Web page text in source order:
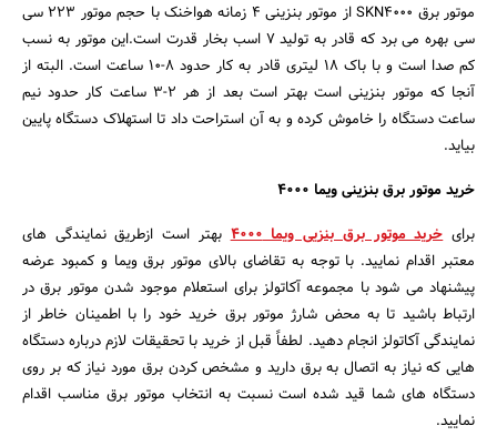
موتور برق SKN4000 از موتور بنزینی 4 زمانه هواخنک با حجم موتور 223 سی
سی بهره می برد که قادر به تولید 7 اسب بخار قدرت است.این موتور به نسب
کم صدا است و با باک 18 لیتری قادر به کار حدود 8-10 ساعت است. البته از
آنجا که موتور بنزینی است بهتر است بعد از هر 2-3 ساعت کار حدود نیم
ساعت دستگاه را خاموش کرده و به آن استراحت داد تا استهلاک دستگاه پایین
بیاید.
خرید موتور برق بنزینی ویما 4000
برایخرید موتور برق بنزیی ویما 4000
بهتر است ازطریق نمایندگی های
معتبر اقدام نمایید. با توجه به تقاضای بالای موتور برق ویما و کمبود عرضه
پیشنهاد می شود با مجموعه آکاتولز برای استعلام موجود شدن موتور برق در
ارتباط باشید تا به محض شارژ موتور برق خرید خود را با اطمینان خاطر از
نمایندگی آکاتولز انجام دهید. لطفاً قبل از خرید با تحقیقات لازم درباره دستگاه
هایی که نیاز به اتصال به برق دارید و مشخص کردن برق مورد نیاز که بر روی
دستگاه های شما قید شده است نسبت به انتخاب موتور برق مناسب اقدام
نمایید.